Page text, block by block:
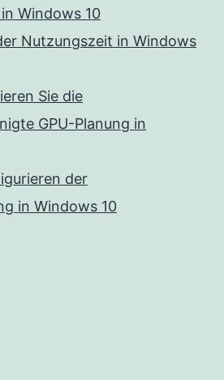
Windows 10
Nutzungszeit in Windows
Sie die
GPU-Planung in
der
in Windows 10